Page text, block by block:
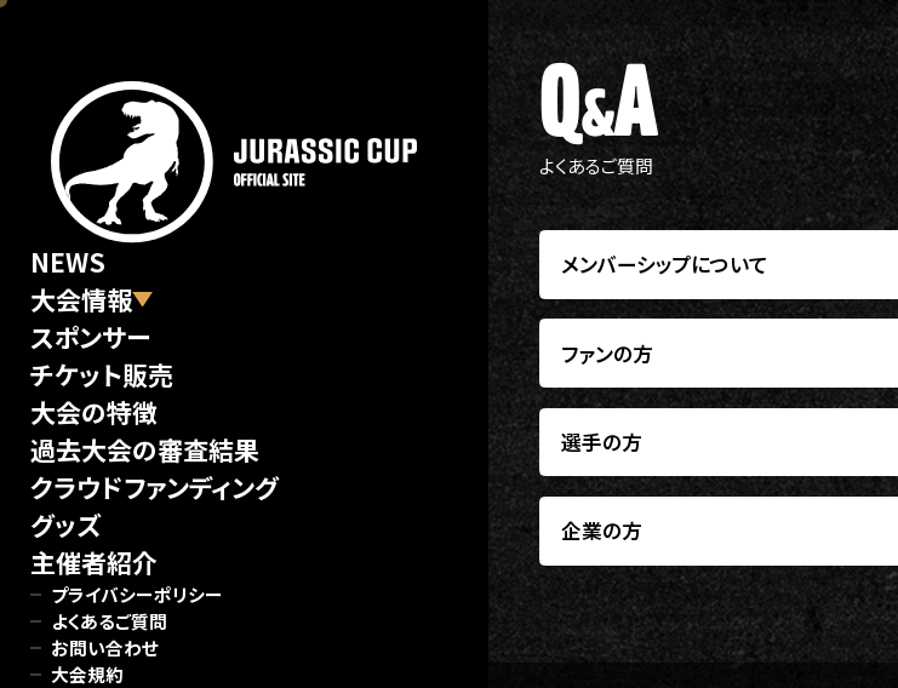
JURASSIC CUP オフィシャルサイト
NEWS
大会情報
スポンサー
チケット販売
大会の特徴
過去大会の審査結果
クラウドファンディング
グッズ
主催者紹介
プライバシーポリシー
よくあるご質問
お問い合わせ
大会規約
Q&A
よくあるご質問
メンバーシップについて
ファンの方
選手の方
企業の方